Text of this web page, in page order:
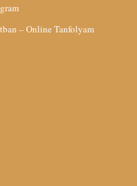
– Online Tanfolyam